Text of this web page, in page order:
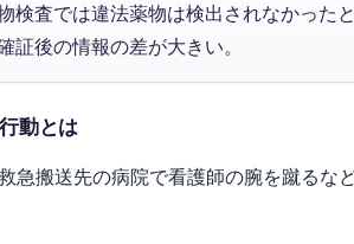
検査では違法薬物は検出されなかった
証後の情報の差が大きい。
動とは
急搬送先の病院で看護師の腕を蹴るな